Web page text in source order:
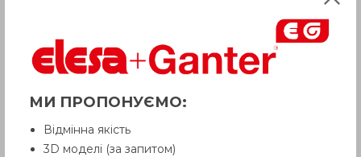
армированный технополимер,
латунные глухие резьбовые
втулки крепления
МИ ПРОПОНУЄМО:
Відмінна якість
3D моделі (за запитом)